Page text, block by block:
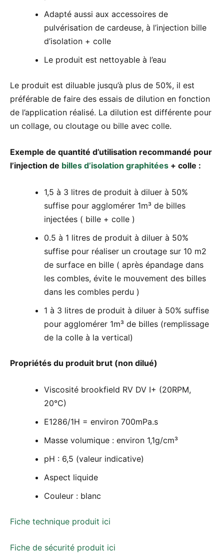
Adapté aussi aux accessoires de
pulvérisation de cardeuse, à l’injection bille
d’isolation + colle
Le produit est nettoyable à l’eau
Le produit est diluable jusqu’à plus de 50%, il est
préférable de faire des essais de dilution en fonction
de l’application réalisé. La dilution est différente pour
un collage, ou cloutage ou bille avec colle.
Exemple de quantité d’utilisation recommandé pour
l’injection de billes d’isolation graphitées + colle :
1,5 à 3 litres de produit à diluer à 50%
suffise pour agglomérer 1m³ de billes
injectées ( bille + colle )
0.5 à 1 litres de produit à diluer à 50%
suffise pour réaliser un croutage sur 10 m2
de surface en bille ( après épandage dans
les combles, évite le mouvement des billes
dans les combles perdu )
1 à 3 litres de produit à diluer à 50% suffise
pour agglomérer 1m³ de billes (remplissage
de la colle à la vertical)
Propriétés du produit brut (non dilué)
Viscosité brookfield RV DV I+ (20RPM,
20°C)
E1286/1H = environ 700mPa.s
Masse volumique : environ 1,1g/cm³
pH : 6,5 (valeur indicative)
Aspect liquide
Couleur : blanc
Fiche technique produit ici
Fiche de sécurité produit ici